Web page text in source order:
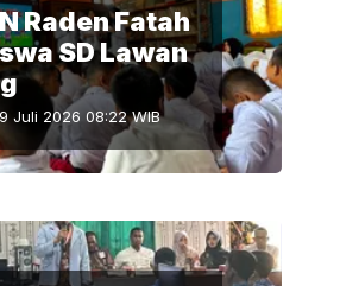
Raden Fatah
SD Lawan
Juli 2026 08:22WIB